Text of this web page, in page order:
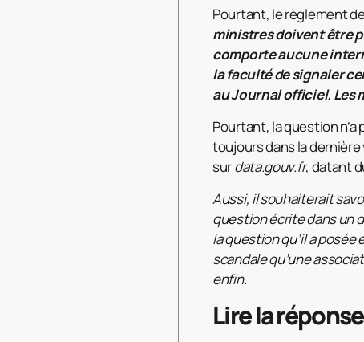
Pourtant, le règlement
ministres doivent être
comporte aucune
la faculté de signaler
au Journal officiel. Les
Pourtant, la question
toujours dans la
surdata.gouv.fr, datant
Aussi, il souhaiterait
question écrite dans un
la question qu’il a
scandale qu’une
enfin.
Lire la